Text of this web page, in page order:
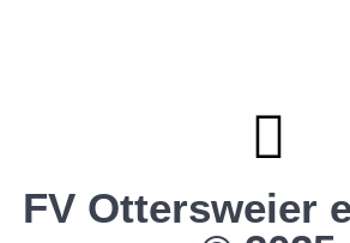
FV Ottersweier